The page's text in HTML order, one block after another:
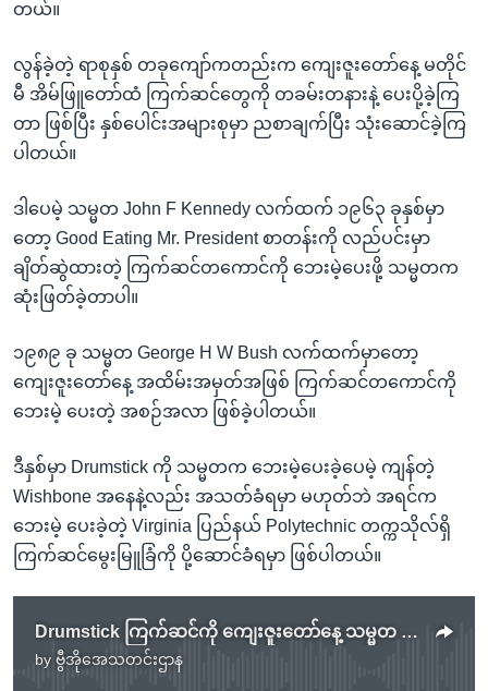
တယ်။
လွန်ခဲ့တဲ့ ရာစုနှစ် တခုကျော်ကတည်းက ကျေးဇူးတော်နေ့ မတိုင်
မီ အိမ်ဖြူတော်ထံ ကြက်ဆင်တွေကို တခမ်းတနားနဲ့ ပေးပို့ခဲ့ကြ
တာ ဖြစ်ပြီး နှစ်ပေါင်းအများစုမှာ ညစာချက်ပြီး သုံးဆောင်ခဲ့ကြ
ပါတယ်။
ဒါပေမဲ့ သမ္မတ John F Kennedy လက်ထက် ၁၉၆၃ ခုနှစ်မှာ
တော့ Good Eating Mr. President စာတန်းကို လည်ပင်းမှာ
ချိတ်ဆွဲထားတဲ့ ကြက်ဆင်တကောင်ကို ဘေးမဲ့ပေးဖို့ သမ္မတက
ဆုံးဖြတ်ခဲ့တာပါ။
၁၉၈၉ ခု သမ္မတ George H W Bush လက်ထက်မှာတော့
ကျေးဇူးတော်နေ့ အထိမ်းအမှတ်အဖြစ် ကြက်ဆင်တကောင်ကို
ဘေးမဲ့ ပေးတဲ့ အစဉ်အလာ ဖြစ်ခဲ့ပါတယ်။
ဒီနှစ်မှာ Drumstick ကို သမ္မတက ဘေးမဲ့ပေးခဲ့ပေမဲ့ ကျန်တဲ့
Wishbone အနေနဲ့လည်း အသတ်ခံရမှာ မဟုတ်ဘဲ အရင်က
ဘေးမဲ့ ပေးခဲ့တဲ့ Virginia ပြည်နယ် Polytechnic တက္ကသိုလ်ရှိ
ကြက်ဆင်မွေးမြူခြံကို ပို့ဆောင်ခံရမှာ ဖြစ်ပါတယ်။
Drumstick ကြက်ဆင်ကို ကျေးဇူးတော်နေ့ သမ္မတ အသက်ချမ်းသာခွင့်ပေး
by ဗွီအိုအေသတင်းဌာန
No media source currently available